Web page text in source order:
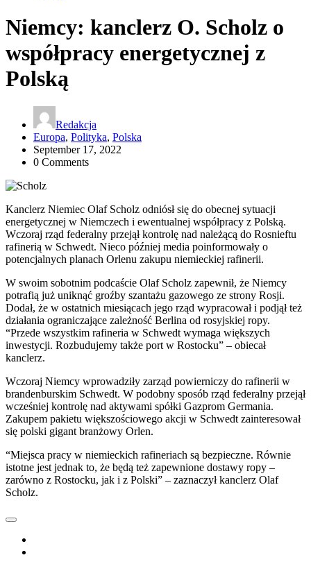
Niemcy: kanclerz O. Scholz o
współpracy energetycznej z
Polską
Redakcja
Europa, Polityka, Polska
September 17, 2022
0 Comments
Kanclerz Niemiec Olaf Scholz odniósł się do obecnej sytuacji
energetycznej w Niemczech i ewentualnej współpracy z Polską.
Wczoraj rząd federalny przejął kontrolę nad należącą do Rosnieftu
rafinerią w Schwedt. Nieco później media poinformowały o
potencjalnych planach Orlenu zakupu niemieckiej rafinerii.
W swoim sobotnim podcaście Olaf Scholz zapewnił, że Niemcy
potrafią już uniknąć groźby szantażu gazowego ze strony Rosji.
Dodał, że w ostatnich miesiącach jego rząd wypracował i podjął też
działania ograniczające zależność Berlina od rosyjskiej ropy.
“Przede wszystkim rafineria w Schwedt wymaga większych
inwestycji. Rozbudujemy także port w Rostocku” – obiecał
kanclerz.
Wczoraj Niemcy wprowadziły zarząd powierniczy do rafinerii w
brandenburskim Schwedt. W podobny sposób rząd federalny przejął
wcześniej kontrolę nad aktywami spółki Gazprom Germania.
Zakupem pakietu większościowego akcji w Schwedt zainteresował
się polski gigant branżowy Orlen.
“Miejsca pracy w niemieckich rafineriach są bezpieczne. Równie
istotne jest jednak to, że będą też zapewnione dostawy ropy –
zarówno z Rostocku, jak i z Polski” – zaznaczył kanclerz Olaf
Scholz.